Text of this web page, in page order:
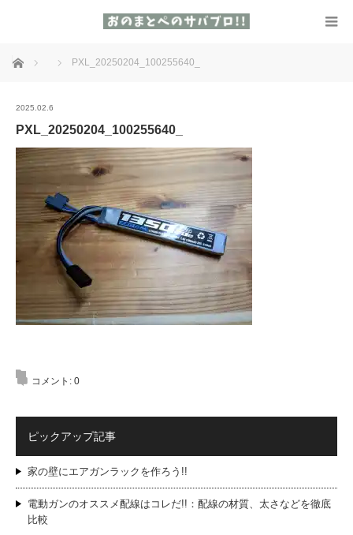
ホーム PXL_20250204_100255640_
2025.02.6
PXL_20250204_100255640_
コメント: 0
ピックアップ記事
家の壁にエアガンラックを作ろう!!
電動ガンのオススメ配線はコレだ!!：配線の材質、太さなどを徹底
比較